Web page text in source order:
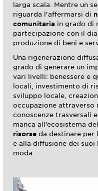
larga scala. Mentre un
riguarda l’affermarsi di
comunitaria in grado di
partecipazione con il
produzione di beni e
Una rigenerazione
grado di generare un
vari livelli: benessere e
locali, investimento di
sviluppo locale,
occupazione attraverso
conoscenze trasversali
manca all’ecosistema
risorse da destinare per
e alla diffusione dei suoi
moda.